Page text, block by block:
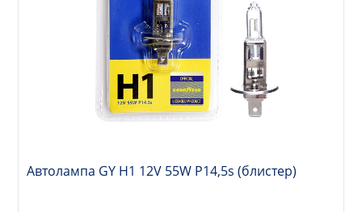
Автолампа GY Н1 12V 55W P14,5s (блистер)